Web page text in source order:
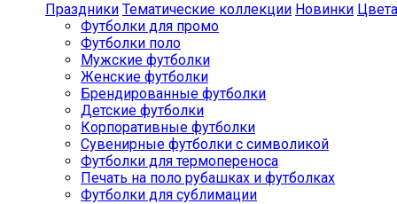
Праздники Тематические коллекции Новинки Цвета
Футболки для промо
Футболки поло
Мужские футболки
Женские футболки
Брендированные футболки
Детские футболки
Корпоративные футболки
Сувенирные футболки с символикой
Футболки для термопереноса
Печать на поло рубашках и футболках
Футболки для сублимации